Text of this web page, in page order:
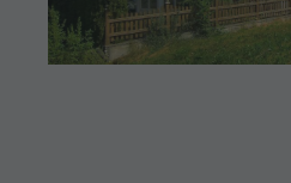
ATTRAZIONI
LOCALITÀ E
Cavalcare
Tennis
Richiesta cataloghi
Imposta di soggiorno